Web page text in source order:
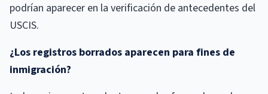
podrían aparecer en la verificación de antecedentes del
USCIS.
¿Los registros borrados aparecen para fines de
inmigración?